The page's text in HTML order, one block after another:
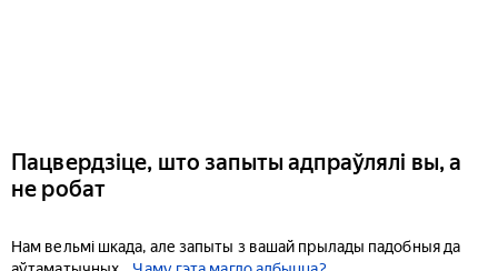
Пацвердзіце, што запыты адпраўлялі вы, а
не робат
Нам вельмі шкада, але запыты з вашай прылады падобныя да